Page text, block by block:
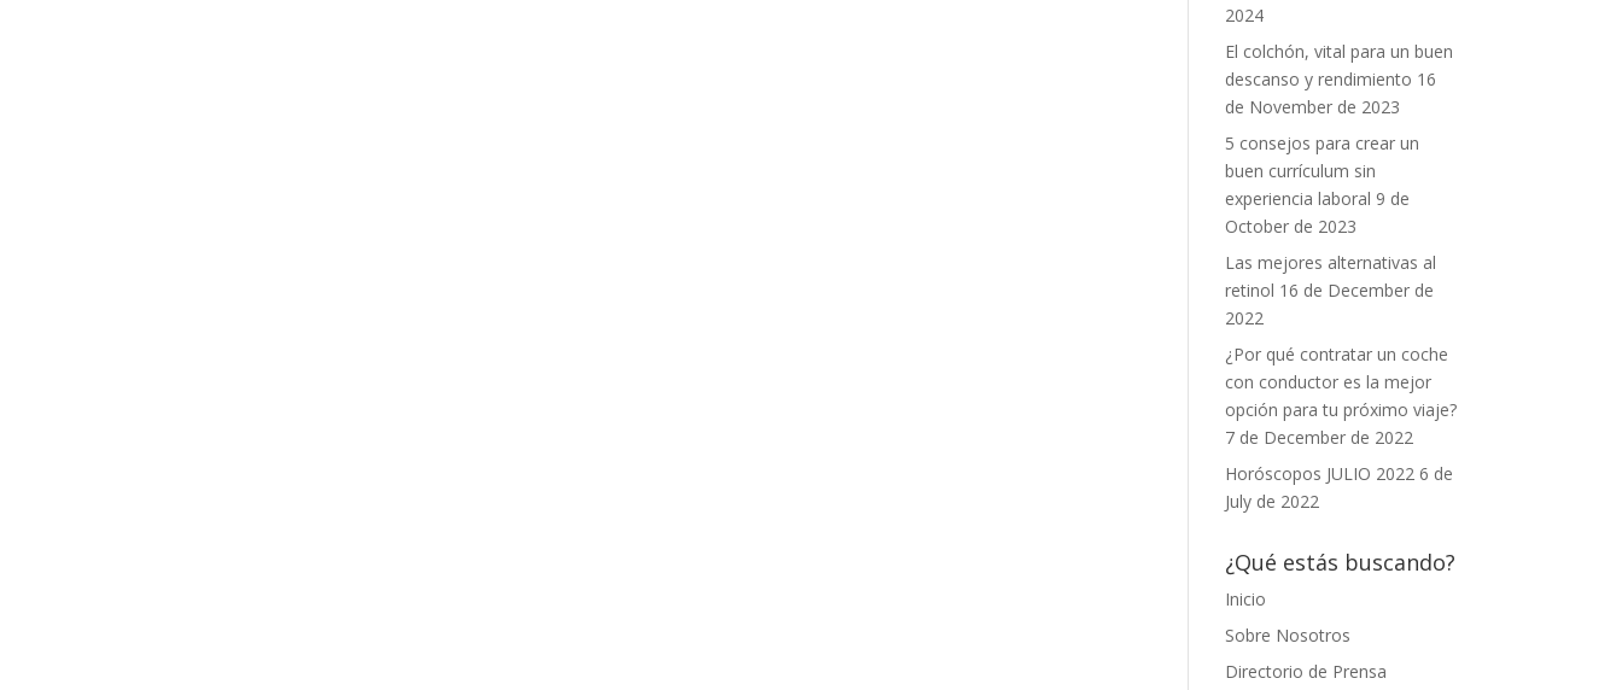
2024
El colchón, vital para un buen
descanso y rendimiento 16
de November de 2023
5 consejos para crear un
buen currículum sin
experiencia laboral 9 de
October de 2023
Las mejores alternativas al
retinol 16 de December de
2022
¿Por qué contratar un coche
con conductor es la mejor
opción para tu próximo viaje?
7 de December de 2022
Horóscopos JULIO 2022 6 de
July de 2022
¿Qué estás buscando?
Inicio
Sobre Nosotros
Directorio de Prensa